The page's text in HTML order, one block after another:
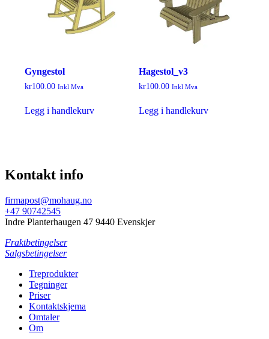
Gyngestol
kr100.00 Inkl Mva
Legg i handlekurv
Hagestol_v3
kr100.00 Inkl Mva
Legg i handlekurv
Kontakt info
firmapost@mohaug.no
+47 90742545
Indre Planterhaugen 47 9440 Evenskjer
Fraktbetingelser
Salgsbetingelser
Treprodukter
Tegninger
Priser
Kontaktskjema
Omtaler
Om